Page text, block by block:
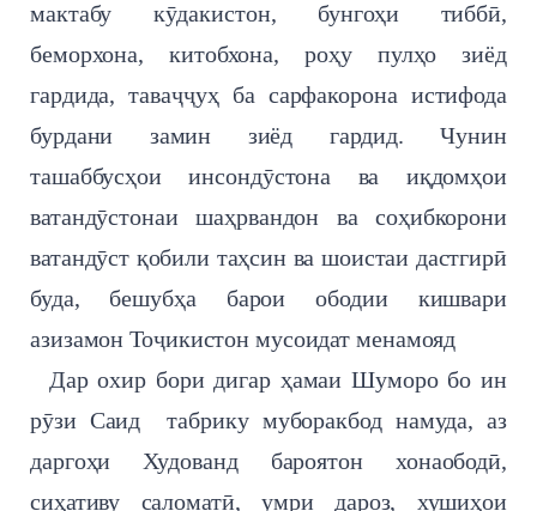
мактабу кӯдакистон, бунгоҳи тиббӣ,
беморхона, китобхона, роҳу пулҳо зиёд
гардида, таваҷҷуҳ ба сарфакорона истифода
бурдани замин зиёд гардид. Чунин
ташаббусҳои инсондӯстона ва иқдомҳои
ватандӯстонаи шаҳрвандон ва соҳибкорони
ватандӯст қобили таҳсин ва шоистаи дастгирӣ
буда, бешубҳа барои ободии кишвари
азизамон Тоҷикистон мусоидат менамояд
Дар охир бори дигар ҳамаи Шуморо бо ин
рӯзи Саид табрику муборакбод намуда, аз
даргоҳи Худованд бароятон хонаободӣ,
сиҳативу саломатӣ, умри дароз, хушиҳои